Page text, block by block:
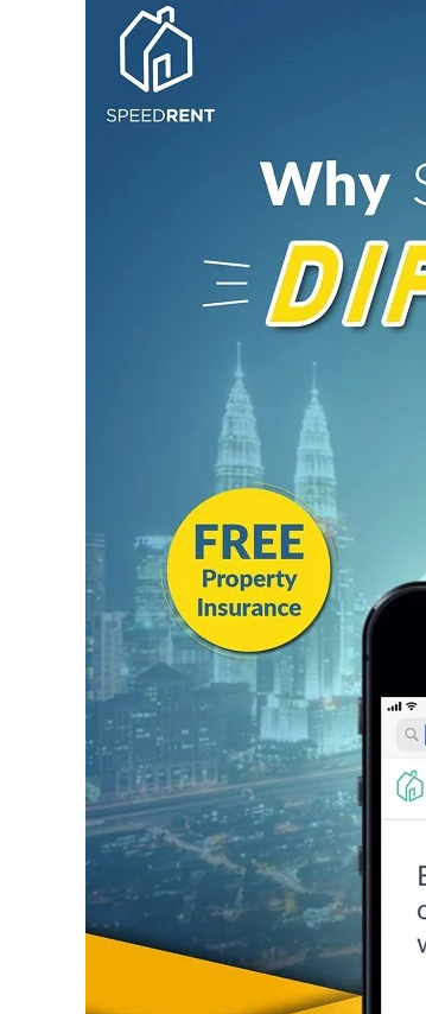
Editor Picks
Ini 15 Panduan
Perlu Tahu
Saham di Bursa
10 Aplikasi Perlu
Telefon Seorang
Saham